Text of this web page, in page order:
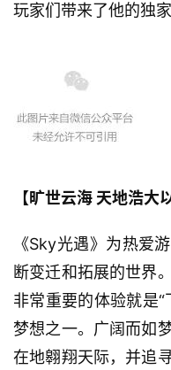
玩家们带来了他的独家
【旷世云海 天地浩大
《Sky光遇》为热爱
断变迁和拓展的世界
非常重要的体验就是
梦想之一。广阔而如
在地翱翔天际，并追